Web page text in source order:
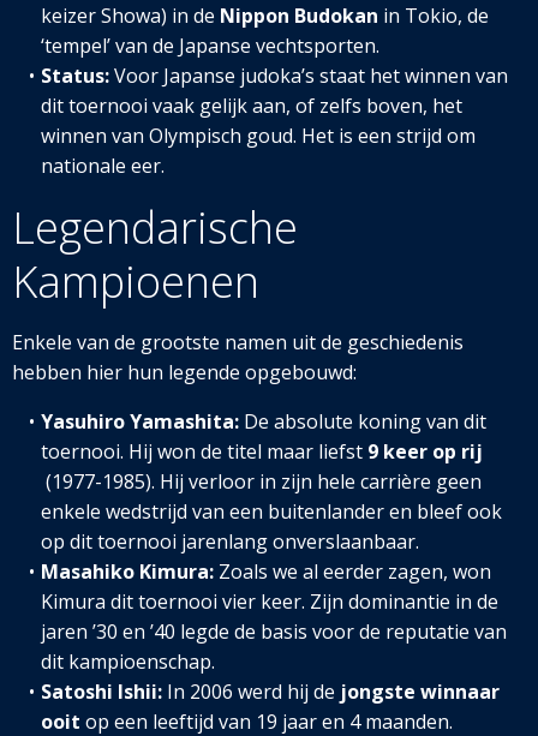
keizer Showa) in de Nippon Budokan in Tokio, de
‘tempel’ van de Japanse vechtsporten.
Status:Voor Japanse judoka’s staat het winnen van
dit toernooi vaak gelijk aan, of zelfs boven, het
winnen van Olympisch goud. Het is een strijd om
nationale eer.
Legendarische
Kampioenen
Enkele van de grootste namen uit de geschiedenis
hebben hier hun legende opgebouwd:
Yasuhiro Yamashita:De absolute koning van dit
toernooi. Hij won de titel maar liefst 9 keer op rij
(1977-1985). Hij verloor in zijn hele carrière geen
enkele wedstrijd van een buitenlander en bleef ook
op dit toernooi jarenlang onverslaanbaar.
Masahiko Kimura:Zoals we al eerder zagen, won
Kimura dit toernooi vier keer. Zijn dominantie in de
jaren ’30 en ’40 legde de basis voor de reputatie van
dit kampioenschap.
Satoshi Ishii:In 2006 werd hij de jongste winnaar
ooit op een leeftijd van 19 jaar en 4 maanden.